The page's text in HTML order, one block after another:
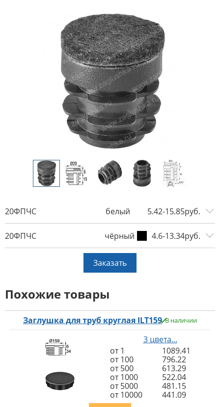
20ФПЧС белый 5.42-15.85руб.
20ФПЧС чёрный 4.6-13.34руб.
Заказать
Похожие товары
Заглушка для труб круглая ILT159 В наличии
3 цвета...
от 1
1089.41
от 100
796.22
от 500
613.29
от 1000
522.04
от 5000
481.15
от 10000
441.09